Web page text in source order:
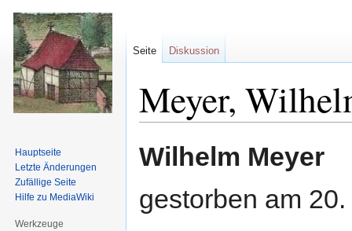
Meyer,
Navigation
Suche
Wilhelm Meyer
gestorben am
Seite Diskussion
Hauptseite
Letzte Änderungen
Zufällige Seite
Hilfe zu MediaWiki
Werkzeuge